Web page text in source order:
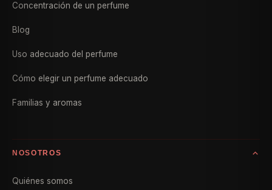
Concentración de un perfume
Blog
Uso adecuado del perfume
Cómo elegir un perfume adecuado
Familias y aromas
NOSOTROS
Quiénes somos